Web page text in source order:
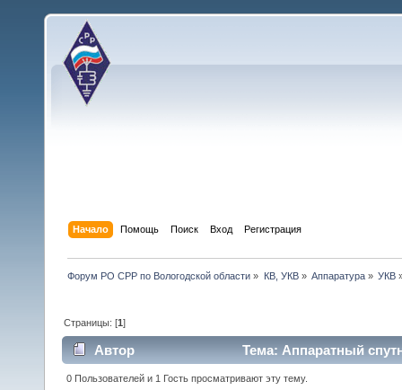
Начало Помощь Поиск Вход Регистрация
Форум РО СРР по Вологодской области » КВ, УКВ» Аппаратура» УКВ
Страницы: [1]
Автор Тема: Аппаратный
0 Пользователей и 1 Гость просматривают эту тему.